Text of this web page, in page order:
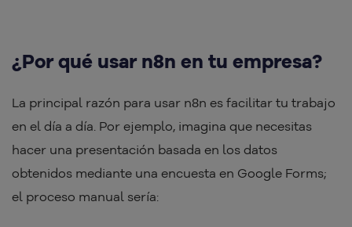
¿Por qué usar n8n en tu empresa?
La principal razón para usar n8n es facilitar tu trabajo
en el día a día. Por ejemplo, imagina que necesitas
hacer una presentación basada en los datos
obtenidos mediante una encuesta en Google Forms;
el proceso manual sería: